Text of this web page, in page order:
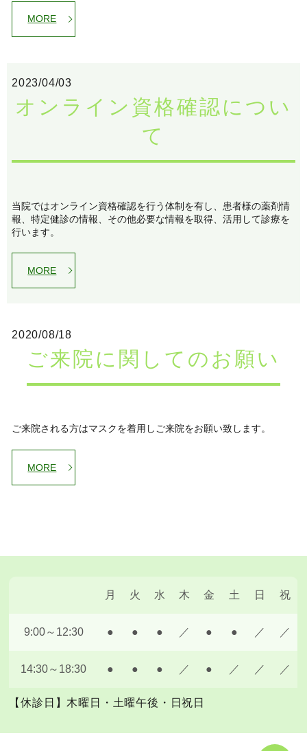
MORE
2023/04/03
オンライン資格確認につい
て
当院ではオンライン資格確認を行う体制を有し、患者様の薬剤情
報、特定健診の情報、その他必要な情報を取得、活用して診療を
行います。
MORE
2020/08/18
ご来院に関してのお願い
ご来院される方はマスクを着用しご来院をお願い致します。
MORE
月 火 水 木 金 土 日 祝
9:00～12:30 ● ● ● ／ ● ● ／ ／
14:30～18:30 ● ● ● ／ ● ／ ／ ／
【休診日】木曜日・土曜午後・日祝日